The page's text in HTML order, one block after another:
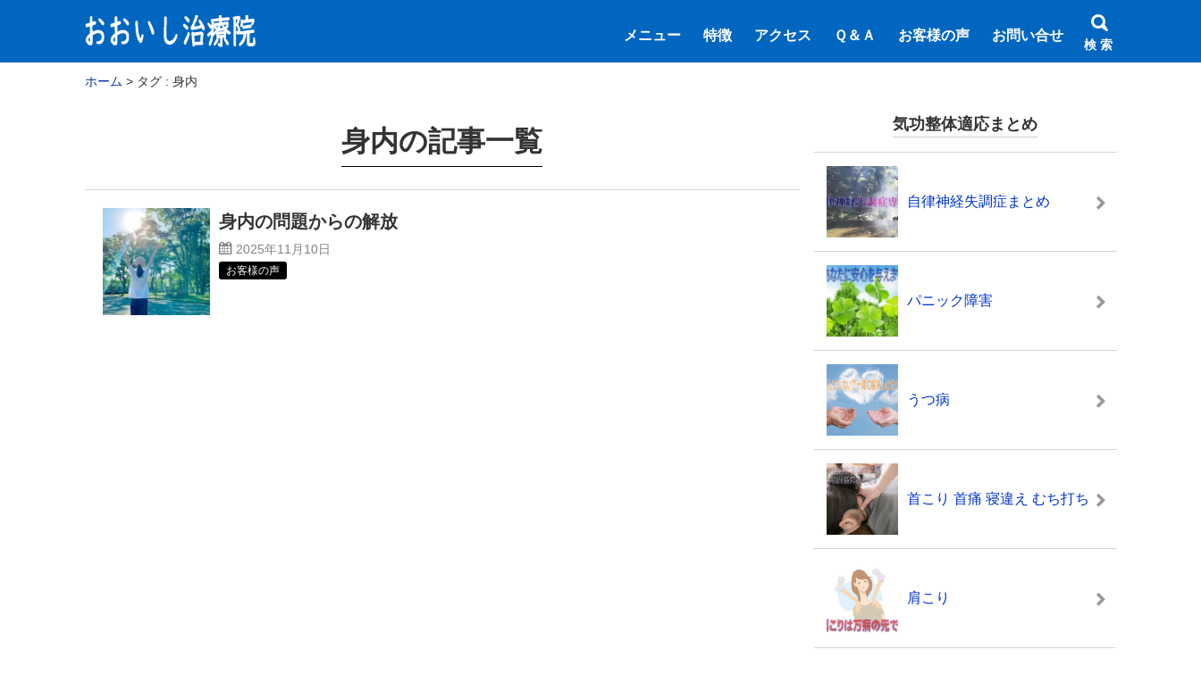
メニュー 特徴 アクセス Ｑ＆Ａ お客様の声 お問い合せ
検 索
ホーム タグ : 身内
身内の記事一覧
身内の問題からの解放
2025年11月10日
お客様の声
気功整体適応まとめ
自律神経失調症まとめ
パニック障害
うつ病
首こり 首痛 寝違え むち打ち
肩こり